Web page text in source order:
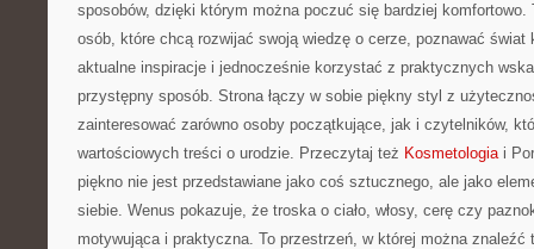
sposobów, dzięki którym można poczuć się bardziej komfortowo.
osób, które chcą rozwijać swoją wiedzę o cerze, poznawać świat
aktualne inspiracje i jednocześnie korzystać z praktycznych
przystępny sposób. Strona łączy w sobie piękny styl z
zainteresować zarówno osoby początkujące, jak i czytelników,
wartościowych treści o urodzie. Przeczytaj też Kosmetologiai
piękno nie jest przedstawiane jako coś sztucznego, ale jako
siebie. Wenus pokazuje, że troska o ciało, włosy, cerę czy
motywująca i praktyczna. To przestrzeń, w której można znaleźć